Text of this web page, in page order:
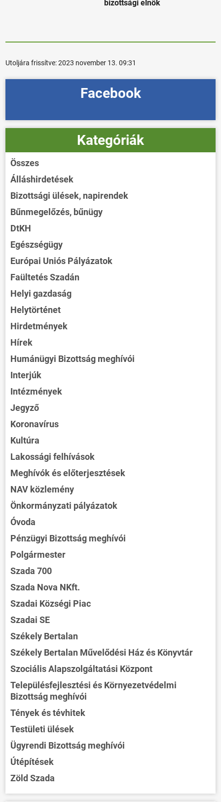
bizottsági elnök
Utoljára frissítve:2023 november 13. 09:31
Facebook
Kategóriák
Összes
Álláshirdetések
Bizottsági ülések, napirendek
Bűnmegelőzés, bűnügy
DtKH
Egészségügy
Európai Uniós Pályázatok
Faültetés Szadán
Helyi gazdaság
Helytörténet
Hirdetmények
Hírek
Humánügyi Bizottság meghívói
Interjúk
Intézmények
Jegyző
Koronavírus
Kultúra
Lakossági felhívások
Meghívók és előterjesztések
NAV közlemény
Önkormányzati pályázatok
Óvoda
Pénzügyi Bizottság meghívói
Polgármester
Szada 700
Szada Nova NKft.
Szadai Községi Piac
Szadai SE
Székely Bertalan
Székely Bertalan Művelődési Ház és Könyvtár
Szociális Alapszolgáltatási Központ
Településfejlesztési és Környezetvédelmi
Bizottság meghívói
Tények és tévhitek
Testületi ülések
Ügyrendi Bizottság meghívói
Útépítések
Zöld Szada